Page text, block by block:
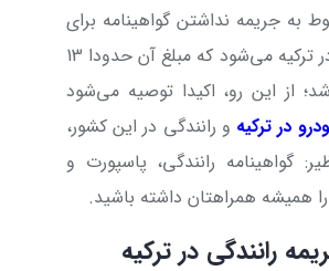
به جریمه نداشتن گواهینامه برای
اتباع خارجی در ترکیه می‌شود که مبلغ آن حدودا 13
از این رو، اکیدا توصیه می‌شود
در ترکیه و رانندگی در این کشور،
گواهینامه رانندگی، پاسپورت و
همیشه همراهتان داشته باشید.
رانندگی در ترکیه